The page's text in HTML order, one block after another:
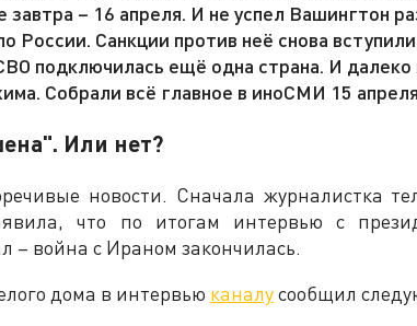
– 16 апреля. И не успел Вашингтон
России. Санкции против неё снова
подключилась ещё одна страна. И далеко
Собрали всё главное в иноСМИ 15
Или нет?
новости. Сначала журналистка
что по итогам интервью с
– война с Ираном закончилась.
дома в интервью каналусообщил